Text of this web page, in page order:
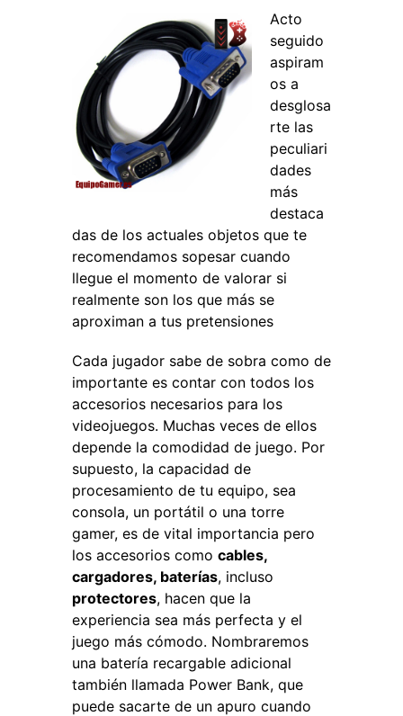
Acto
seguido
aspiram
os a
desglosa
rte las
peculiari
dades
más
destaca
das de los actuales objetos que te
recomendamos sopesar cuando
llegue el momento de valorar si
realmente son los que más se
aproximan a tus pretensiones
Cada jugador sabe de sobra como de
importante es contar con todos los
accesorios necesarios para los
videojuegos. Muchas veces de ellos
depende la comodidad de juego. Por
supuesto, la capacidad de
procesamiento de tu equipo, sea
consola, un portátil o una torre
gamer, es de vital importancia pero
los accesorios como cables,
cargadores, baterías, incluso
protectores, hacen que la
experiencia sea más perfecta y el
juego más cómodo. Nombraremos
una batería recargable adicional
también llamada Power Bank, que
puede sacarte de un apuro cuando